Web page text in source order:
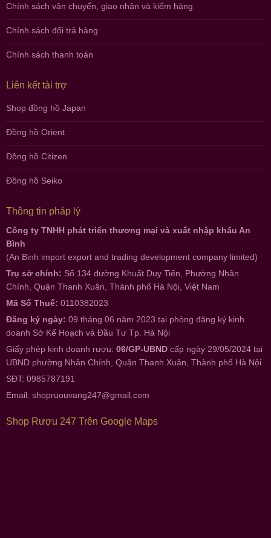
Chính sách vận chuyển, giao nhận và kiểm hàng
Chính sách đổi trả hàng
Chính sách thanh toán
Liên kết tài trợ
Shop đồng hồ Japan
Đồng hồ Orient
Đồng hồ Citizen
Đồng hồ Seiko
Thông tin pháp lý
Công ty TNHH phát triển thương mại và xuất nhập khẩu An
Bình
(An Binh import export and trading development company limited)
Trụ sở chính: Số 134 đường Khuất Duy Tiến, Phường Nhân
Chính, Quận Thanh Xuân, Thành phố Hà Nội, Việt Nam
Mã Số Thuế: 0110382023
Đăng ký ngày: 09 tháng 06 năm 2023 tại phòng đăng ký kinh
doanh Sở Kế Hoạch và Đầu Tư Tp. Hà Nội
Giấy phép kinh doanh rượu: 06/GP-UBND cấp ngày 29/05/2024 tại
UBND phường Nhân Chính, Quận Thanh Xuân, Thành phố Hà Nội
SĐT: 0985787191
Email: shopruouvang247@gmail.com
Shop Rượu 247 Trên Google Maps